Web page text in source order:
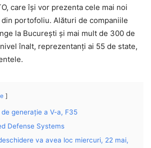
care își vor prezenta cele mai noi
portofoliu. Alături de companiile
la București și mai mult de 300 de
înalt, reprezentanți ai 55 de state,
generație a V-a, F35
Defense Systems
va avea loc miercuri, 22 mai,